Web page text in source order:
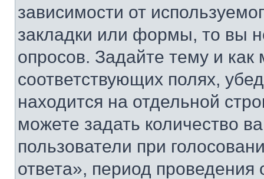
зависимости от
закладки или формы, то вы
опросов. Задайте тему и
соответствующих полях,
находится на отдельной
можете задать количество
пользователи при
ответа», период проведения